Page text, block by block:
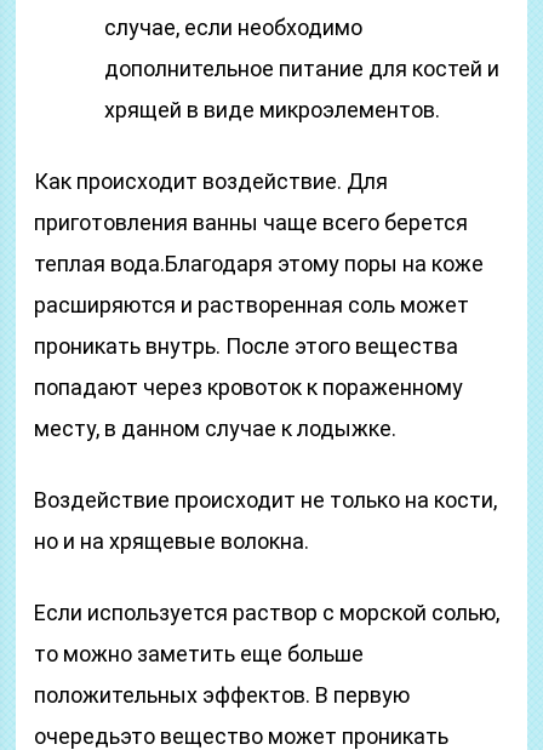
случае, если необходимо
дополнительное питание для костей и
хрящей в виде микроэлементов.
Как происходит воздействие. Для
приготовления ванны чаще всего берется
теплая вода.Благодаря этому поры на коже
расширяются и растворенная соль может
проникать внутрь. После этого вещества
попадают через кровоток к пораженному
месту, в данном случае к лодыжке.
Воздействие происходит не только на кости,
но и на хрящевые волокна.
Если используется раствор с морской солью,
то можно заметить еще больше
положительных эффектов. В первую
очередьэто вещество может проникать